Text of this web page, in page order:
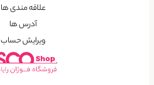
علاقه مندی ها
آدرس ها
ویرایش حساب